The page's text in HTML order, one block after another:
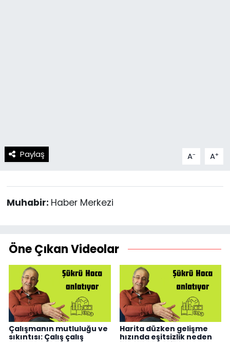
Paylaş A- A+
Muhabir: Haber Merkezi
Öne Çıkan Videolar
Çalışmanın mutluluğu ve
sıkıntısı: Çalış çalış
Harita düzken gelişme
hızında eşitsizlik neden